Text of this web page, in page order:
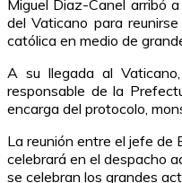
Miguel Diaz-Canel arribó
del Vaticano para
católica en medio de
A su llegada al
responsable de la
encarga del protocolo,
La reunión entre el jefe de
celebrará en el despacho
se celebran los grandes